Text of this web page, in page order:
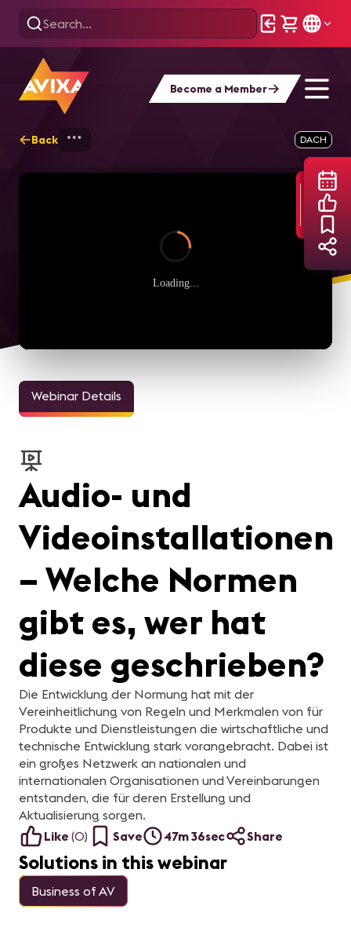
Become a Member
Back Audio- undDACH
Loading...
Webinar Details
Audio- und
Videoinstallationen
– Welche Normen
gibt es, wer hat
diese geschrieben?
Die Entwicklung der Normung hat mit der
Vereinheitlichung von Regeln und Merkmalen von für
Produkte und Dienstleistungen die wirtschaftliche und
technische Entwicklung stark vorangebracht. Dabei ist
ein großes Netzwerk an nationalen und
internationalen Organisationen und Vereinbarungen
entstanden, die für deren Erstellung und
Aktualisierung sorgen.
Like (0) Save 47m 36sec Share
Solutions in this webinar
Business of AV